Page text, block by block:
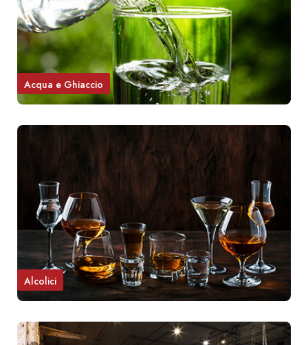
Acqua e Ghiaccio
Alcolici